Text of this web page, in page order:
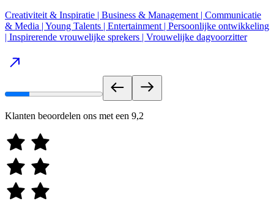
Creativiteit & Inspiratie | Business & Management | Communicatie
& Media | Young Talents | Entertainment | Persoonlijke ontwikkeling
| Inspirerende vrouwelijke sprekers | Vrouwelijke dagvoorzitter
Klanten beoordelen ons met een 9,2